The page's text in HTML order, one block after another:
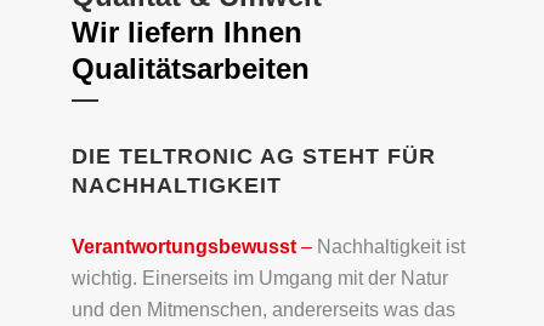
Wir liefern Ihnen
Qualitätsarbeiten
DIE TELTRONIC AG STEHT FÜR
NACHHALTIGKEIT
Verantwortungsbewusst – Nachhaltigkeit ist
wichtig. Einerseits im Umgang mit der Natur
und den Mitmenschen, andererseits was das